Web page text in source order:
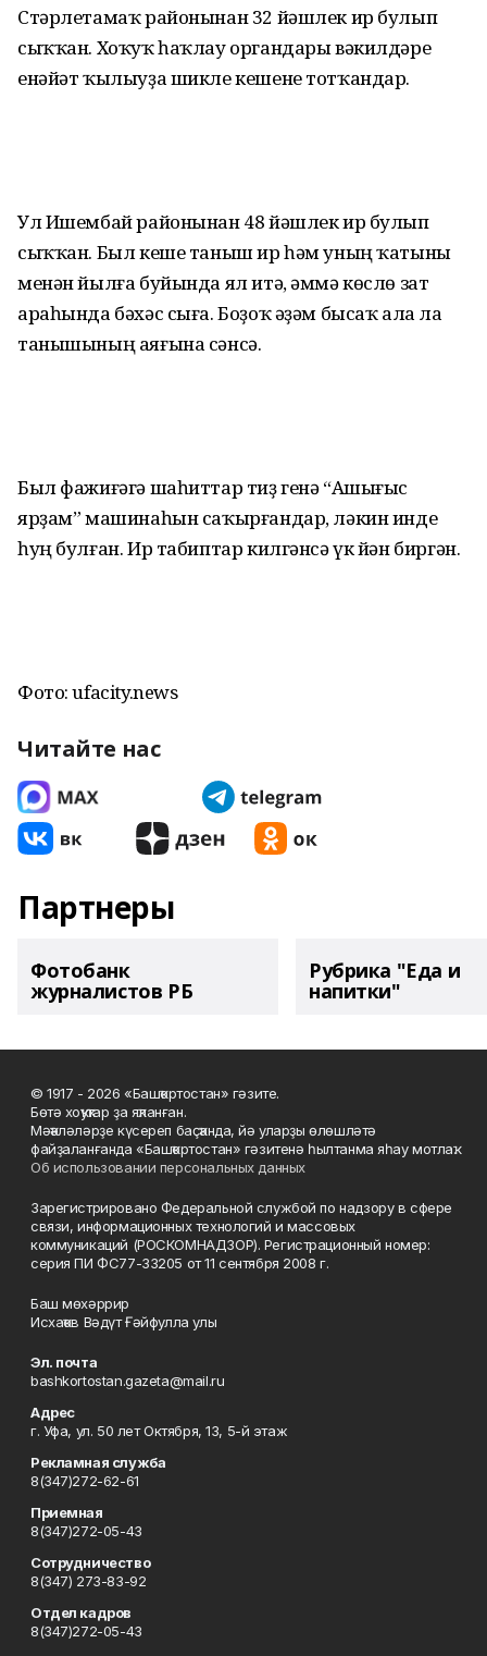
Стәрлетамаҡ районынан 32 йәшлек ир булып
сыҡҡан. Хоҡуҡ һаҡлау органдары вәкилдәре
енәйәт ҡылыуҙа шикле кешене тотҡандар.
Ул Ишембай районынан 48 йәшлек ир булып
сыҡҡан. Был кеше таныш ир һәм уның ҡатыны
менән йылға буйында ял итә, әммә көслө зат
араһында бәхәс сыға. Боҙоҡ әҙәм бысаҡ ала ла
танышының аяғына сәнсә.
Был фажиғәгә шаһиттар тиҙ генә “Ашығыс
ярҙам” машинаһын саҡырғандар, ләкин инде
һуң булған. Ир табиптар килгәнсә үк йән биргән.
Фото: ufacity.news
Читайте нас
Партнеры
Фотобанк
журналистов РБ
Рубрика "Еда и
напитки"
© 1917 - 2026 «Башҡортостан» гәзите.
Бөтә хоҡуҡтар ҙа яҡланған.
Мәҡәләләрҙе күсереп баҫҡанда, йә уларҙы өлөшләтә
файҙаланғанда «Башҡортостан» гәзитенә һылтанма яһау мотлаҡ.
Об использовании персональных данных
Зарегистрировано Федеральной службой по надзору в сфере
связи, информационных технологий и массовых
коммуникаций (РОСКОМНАДЗОР). Регистрационный номер:
серия ПИ ФС77-33205 от 11 сентября 2008 г.
Баш мөхәррир
Исхаҡов Вәдүт Ғәйфулла улы
Эл. почта
bashkortostan.gazeta@mail.ru
Адрес
г. Уфа, ул. 50 лет Октября, 13, 5-й этаж
Рекламная служба
8(347)272-62-61
Приемная
8(347)272-05-43
Сотрудничество
8(347) 273-83-92
Отдел кадров
8(347)272-05-43